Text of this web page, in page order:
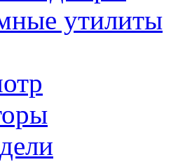
утилиты